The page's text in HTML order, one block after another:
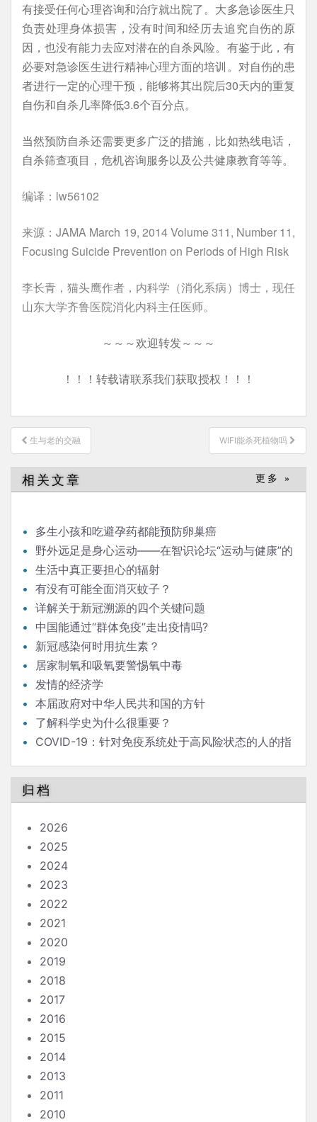
有接受任何心理咨询和治疗就出院了。大多急诊医生只
负责处理身体损害，没有时间和经历去追究自伤的原
因，也没有能力去应对潜在的自杀风险。有鉴于此，有
必要对急诊医生进行精神心理方面的培训。对自伤的患
者进行一定的心理干预，能够将其出院后30天内的重复
自伤和自杀几率降低3.6个百分点。
当然预防自杀还需要更多广泛的措施，比如热线电话，
自杀筛查项目，危机咨询服务以及公共健康教育等等。
编译：lw56102
来源：JAMA March 19, 2014 Volume 311, Number 11,
Focusing Suicide Prevention on Periods of High Risk
李长青，猫头鹰作者，内科学（消化系病）博士，现任
山东大学齐鲁医院消化内科主任医师。
～～～欢迎转发～～～
！！！转载请联系我们获取授权！！！
文
章
导
航
生与老的交融 WIFI能杀死植物吗
相关文章 更多 »
多生小孩和吃避孕药都能预防卵巢癌
野外远足是身心运动——在智识论坛“运动与健康”的
发言生活中真正要担心的辐射
有没有可能全面消灭蚊子？
详解关于新冠溯源的四个关键问题
中国能通过“群体免疫”走出疫情吗?
新冠感染何时用抗生素？
居家制氧和吸氧要警惕氧中毒
发情的经济学
本届政府对中华人民共和国的方针
了解科学史为什么很重要？
COVID-19：针对免疫系统处于高风险状态的人的指
归档
2026
2025
2024
2023
2022
2021
2020
2019
2018
2017
2016
2015
2014
2013
2011
2010